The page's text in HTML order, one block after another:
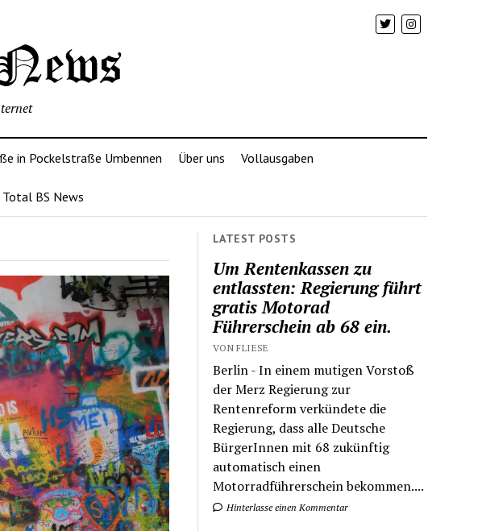
in Pockelstraße Umbennen Über uns Vollausgaben
BS News
LATEST POSTS
Um Rentenkassen zu
entlassten: Regierung führt
gratis Motorad
Führerschein ab 68 ein.
VON FLIESE
Berlin - In einem mutigen Vorstoß
der Merz Regierung zur
Rentenreform verkündete die
Regierung, dass alle Deutsche
BürgerInnen mit 68 zukünftig
automatisch einen
Motorradführerschein bekommen....
Hinterlasse einen Kommentar